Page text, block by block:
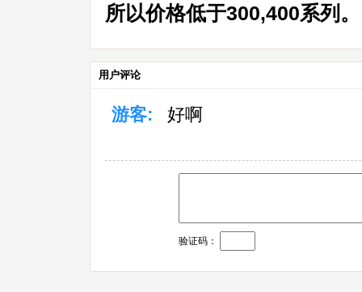
所以价格低于300,400系列。
用户评论
游客: 好啊
验证码：